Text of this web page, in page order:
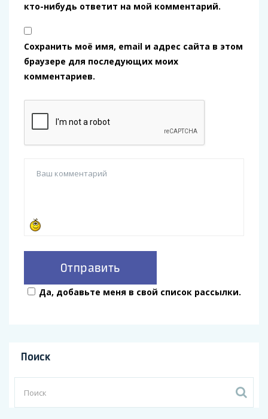
кто-нибудь ответит на мой комментарий.
Сохранить моё имя, email и адрес сайта в этом
браузере для последующих моих
комментариев.
Да, добавьте меня в свой список рассылки.
Поиск